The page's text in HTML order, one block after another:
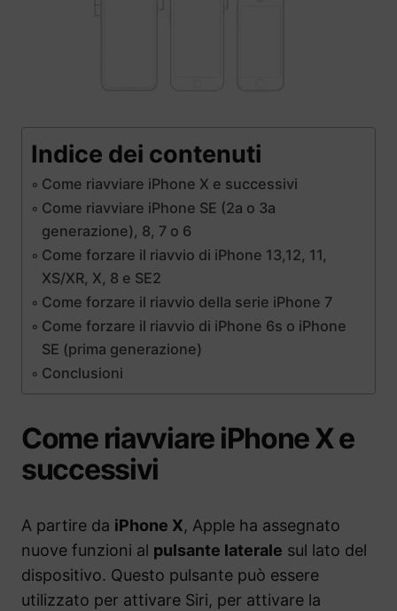
Indice dei contenuti
Come riavviare iPhone X e successivi
Come riavviare iPhone SE (2a o 3a
generazione), 8, 7 o 6
Come forzare il riavvio di iPhone 13,12, 11,
XS/XR, X, 8 e SE2
Come forzare il riavvio della serie iPhone 7
Come forzare il riavvio di iPhone 6s o iPhone
SE (prima generazione)
Conclusioni
Come riavviare iPhone X e
successivi
A partire da iPhone X, Apple ha assegnato
nuove funzioni al pulsante laterale sul lato del
dispositivo. Questo pulsante può essere
utilizzato per attivare Siri, per attivare la